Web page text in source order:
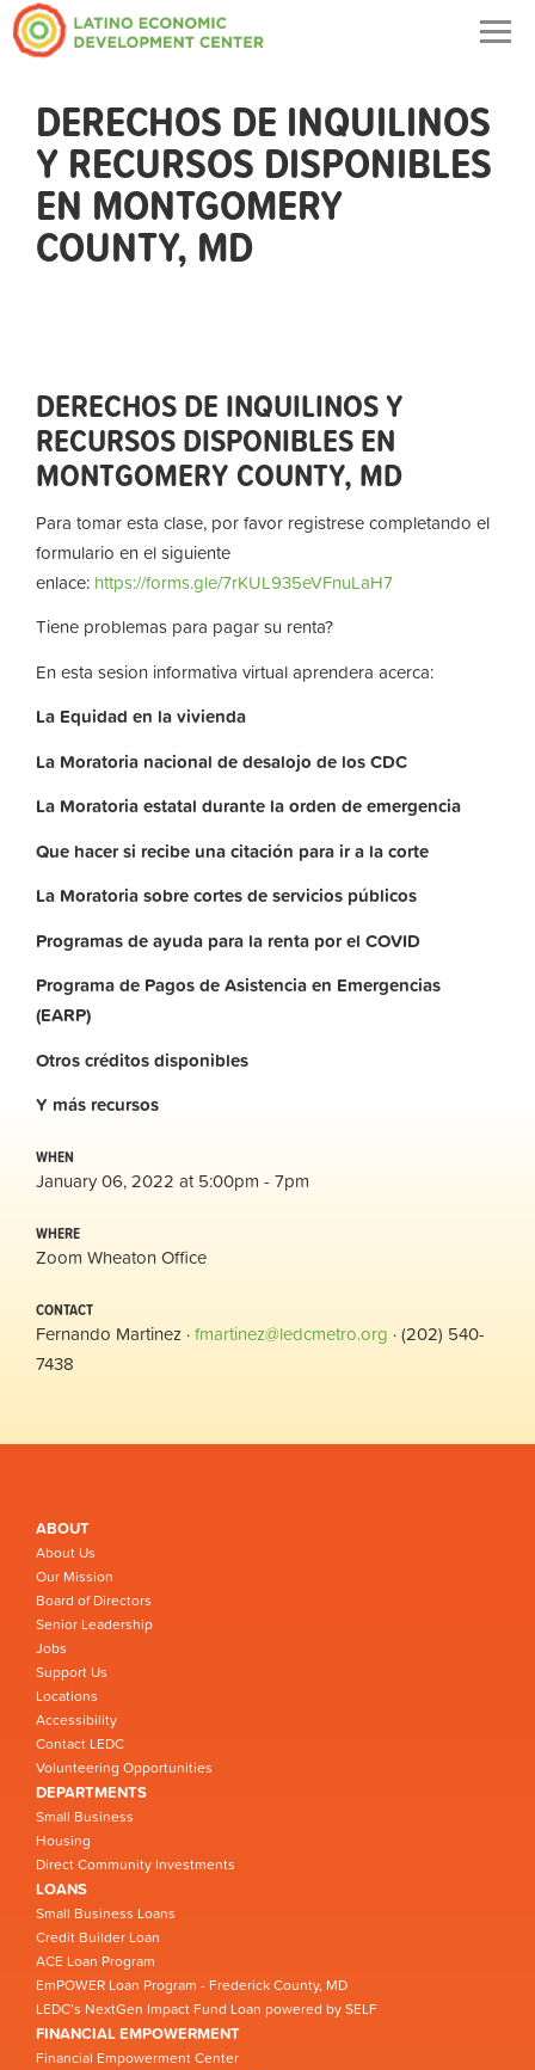
DERECHOS DE INQUILINOS
Y RECURSOS DISPONIBLES
EN MONTGOMERY
COUNTY, MD
DERECHOS DE INQUILINOS Y
RECURSOS DISPONIBLES EN
MONTGOMERY COUNTY, MD
Para tomar esta clase, por favor registrese completando el
formulario en el siguiente
enlace: https://forms.gle/7rKUL935eVFnuLaH7
Tiene problemas para pagar su renta?
En esta sesion informativa virtual aprendera acerca:
La Equidad en lavivienda
La Moratoria nacional de desalojo de los CDC
La Moratoriaestatal durante laorden deemergencia
Que hacer si recibe una citación para ir a la corte
La Moratoriasobrecortesdeservicios públicos
Programas de ayuda para la renta por el COVID
Programa de Pagos de Asistencia en Emergencias
(EARP)
Otroscréditosdisponibles
Y más recursos
WHEN
January 06, 2022 at 5:00pm - 7pm
WHERE
Zoom Wheaton Office
CONTACT
Fernando Martinez ·fmartinez@ledcmetro.org · (202) 540-
7438
ABOUT
About Us
Our Mission
Board of Directors
Senior Leadership
Jobs
Support Us
Locations
Accessibility
Contact LEDC
Volunteering Opportunities
DEPARTMENTS
Small Business
Housing
Direct Community Investments
LOANS
Small Business Loans
Credit Builder Loan
ACE Loan Program
EmPOWER Loan Program - Frederick County, MD
LEDC’s NextGen Impact Fund Loan powered by SELF
FINANCIAL EMPOWERMENT
Financial Empowerment Center